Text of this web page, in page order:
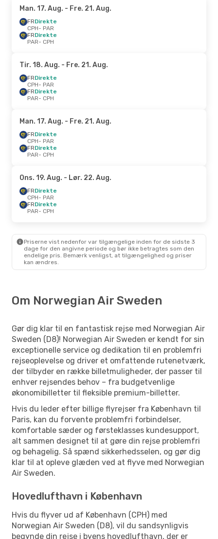
Man. 17. Aug. - Fre. 21. Aug.
FRDirekte
CPH- PAR
FRDirekte
PAR- CPH
Tir. 18. Aug. - Fre. 21. Aug.
FRDirekte
CPH- PAR
FRDirekte
PAR- CPH
Man. 17. Aug. - Fre. 21. Aug.
FRDirekte
CPH- PAR
FRDirekte
PAR- CPH
Ons. 19. Aug. - Lør. 22. Aug.
FRDirekte
CPH- PAR
FRDirekte
PAR- CPH
Priserne vist nedenfor var tilgængelige inden for de sidste 3
dage for den angivne periode og bør ikke betragtes som den
endelige pris. Bemærk venligst, at tilgængelighed og priser
kan ændres.
Om Norwegian Air Sweden
Gør dig klar til en fantastisk rejse med Norwegian Air
Sweden (D8)! Norwegian Air Sweden er kendt for sin
exceptionelle service og dedikation til en problemfri
rejseoplevelse og driver et omfattende rutenetværk,
der tilbyder en række billetmuligheder, der passer til
enhver rejsendes behov – fra budgetvenlige
økonomibilletter til fleksible premium-billetter.
Hvis du leder efter billige flyrejser fra København til
Paris, kan du forvente problemfri forbindelser,
komfortable sæder og førsteklasses kundesupport,
alt sammen designet til at gøre din rejse problemfri
og behagelig. Så spænd sikkerhedsselen, og gør dig
klar til at opleve glæden ved at flyve med Norwegian
Air Sweden.
Hovedlufthavn i København
Hvis du flyver ud af København (CPH) med
Norwegian Air Sweden (D8), vil du sandsynligvis
begynde din rejse i byens hovedlufthavn, der er